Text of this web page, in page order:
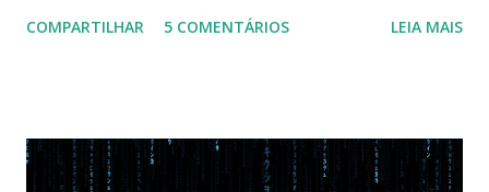
Na inicialização aperte F2 para acessar a BIOS e então faça
com Win, deixe essa opção no Auto ) Set AHCI Mode ->
COMPARTILHAR 5 COMENTÁRIOS LEIA MAIS